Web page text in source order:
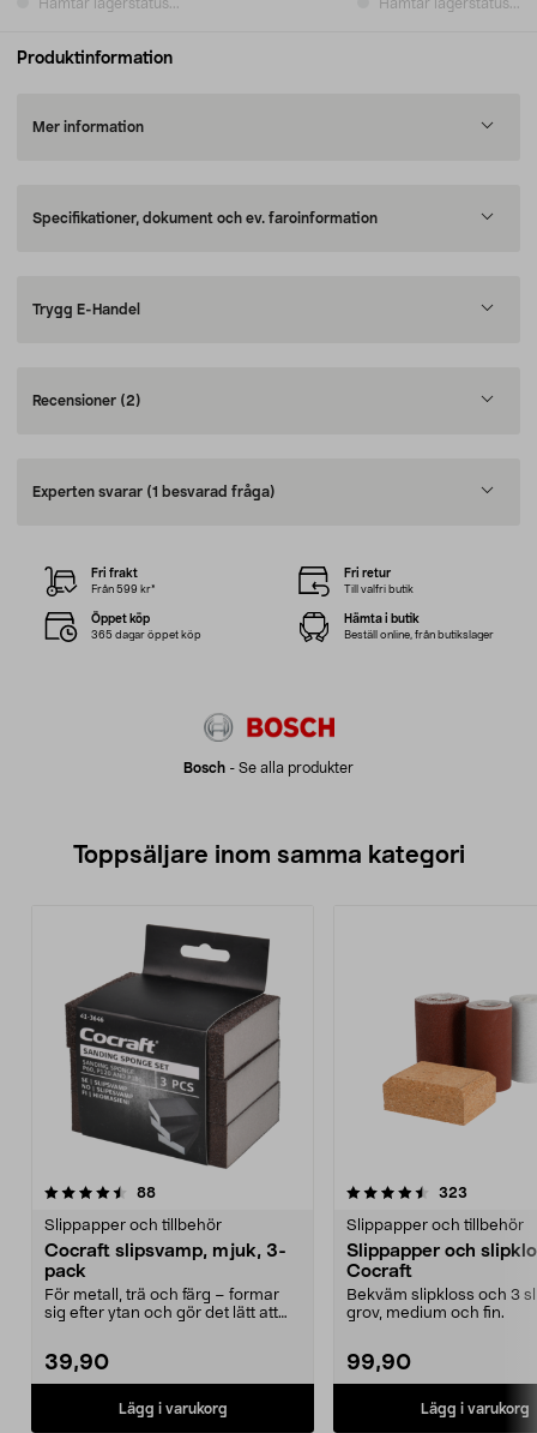
Hämtar lagerstatus... Hämtar lagerstatus...
Produktinformation
Mer information
Specifikationer, dokument och ev. faroinformation
Trygg E-Handel
Recensioner (2)
Experten svarar (1 besvarad fråga)
Bosch - Se alla produkter
Fri frakt
Från 599 kr*
Fri retur
Till valfri butik
Öppet köp
365 dagar öppet köp
Hämta i butik
Beställ online, från butikslager
Toppsäljare inom samma kategori
88recensioner
Slippapper och tillbehör
Cocraft slipsvamp, mjuk, 3-
pack
För metall, trä och färg – formar
sig efter ytan och gör det lätt att
39,90
Lägg i varukorg
4.5 av 5 stjärnor 323
Slippapper och tillbehör
Slippapper och
Cocraft
Bekväm slipkloss och 3
grov, medium och fin.
99,90
Lägg i varukorg
4.5 av 5 stjärnor